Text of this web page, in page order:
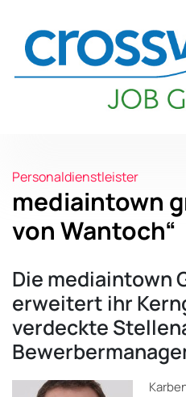
Personaldienstleister
mediaintown
von Wantoch“
Die mediaintown
erweitert ihr
verdeckte